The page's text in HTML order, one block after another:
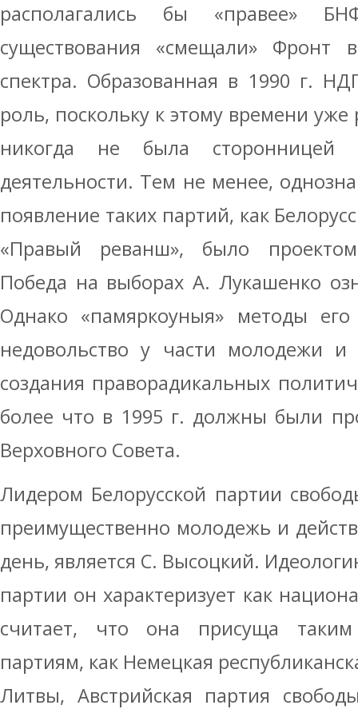
располагались бы «правее»
существования «смещали» Фронт
спектра. Образованная в 1990 г.
роль, поскольку к этому времени
никогда не была сторонницей
деятельности. Тем не менее,
появление таких партий, как
«Правый реванш», было
Победа на выборах А. Лукашенко
Однако «памяркоуныя» методы его
недовольство у части молодежи
создания праворадикальных
более что в 1995 г. должны были
Верховного Совета.
Лидером Белорусской партии
преимущественно молодежь и
день, является С. Высоцкий.
партии он характеризует как
считает, что она присуща
партиям, как Немецкая
Литвы, Австрийская партия